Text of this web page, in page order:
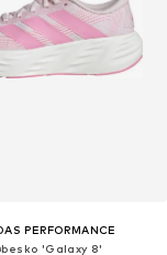
PERFORMANCE
'Galaxy 8'